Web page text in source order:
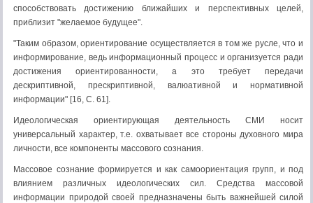
способствовать достижению ближайших и перспективных целей,
приблизит "желаемое будущее".
"Таким образом, ориентирование осуществляется в том же русле, что и
информирование, ведь информационный процесс и организуется ради
достижения ориентированности, а это требует передачи
дескриптивной, прескриптивной, валюативной и нормативной
информации" [16, С. 61].
Идеологическая ориентирующая деятельность СМИ носит
универсальный характер, т.е. охватывает все стороны духовного мира
личности, все компоненты массового сознания.
Массовое сознание формируется и как самоориентация групп, и под
влиянием различных идеологических сил. Средства массовой
информации природой своей предназначены быть важнейшей силой